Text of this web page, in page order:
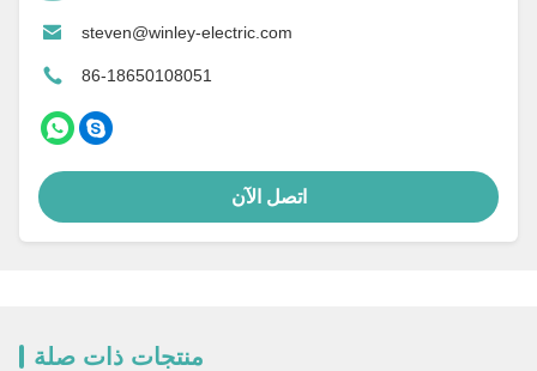
steven@winley-electric.com
86-18650108051
اتصل الآن
منتجات ذات صلة